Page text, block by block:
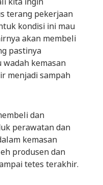
terang pekerjaan
kondisi ini mau
akan membeli
pastinya
kemasan
menjadi sampah
dan
perawatan dan
kemasan
produsen dan
tetes terakhir.